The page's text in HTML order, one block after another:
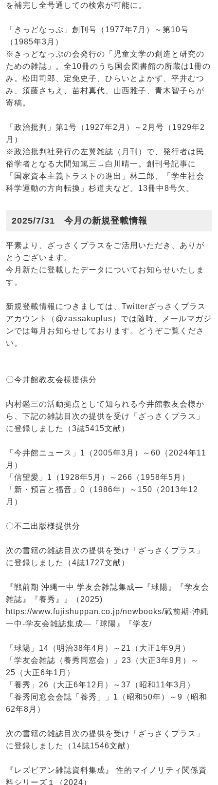
を補完し全号通しての検索が可能に。
「きっどなっぷ」創刊号（1977年7月）～第10号
（1985年3月）
※きっどなっぷの会発行の「児童文学の創造と研究の
ための雑誌」。全10冊のうち国会図書館の所蔵は1冊の
み。松田司郎、定免史子、ひらいとよかず、平井むつ
み、須藤さちえ、苗村真代、山西雅子、青木智子らが
寄稿。
「政治批判」第1号（1927年2月）～2月号（1929年2
月）
※政治批判社発行の左翼雑誌（月刊）で、発行者は民
俗学者となる大間知篤三→白川晴一。創刊号記事に
「国家資本主義トラストの進出」林二郎、「学生社会
科学運動の方向転換」杉道夫など。13冊中8号欠。
2025/7/31 今月の新規登載情報
平素より、ざっさくプラスをご活用いただき、ありが
とうございます。
今月新たに登載したデータについてお知らせいたしま
す。
新規登載情報につきましては、Twitterざっさくプラス
アカウント（@zassakuplus）では随時、メールマガジ
ンでは毎月お知らせしております。どうぞご覧くださ
い。
〇今井館教友会様提供分
内村鑑三の活動拠点として知られる今井館教友会様か
ら、下記の雑誌目次の提供を受け「ざっさくプラス」
に登録しました（3誌5415文献）
「今井館ニュース」1（2005年3月）～60（2024年11
月）
「信望愛」1（1928年5月）～266（1958年5月）
「新・預言と福音」0（1986年）～150（2013年12
月）
〇不二出版様提供分
次の書籍の雑誌目次の提供を受け「ざっさくプラス」
に登録しました（4誌1727文献）
『戦前期 沖縄一中 学友会雑誌集成―『球陽』『学友会
雑誌』『養秀』』（2025)
https://www.fujishuppan.co.jp/newbooks/戦前期-沖縄
一中-学友会雑誌集成―『球陽』『学友/
「球陽」14（明治38年4月）～21（大正1年9月）
「学友会雑誌（養秀同窓会）」23（大正3年9月）～
25（大正6年1月）
「養秀」26（大正6年12月）～37（昭和11年3月）
「養秀同窓会会誌「養秀」」1（昭和50年）～9（昭和
62年8月）
次の書籍の雑誌目次の提供を受け「ざっさくプラス」
に登録しました（14誌1546文献）
『レズビアン雑誌資料集成』 性的マイノリティ関係資
料シリーズ１（2024）